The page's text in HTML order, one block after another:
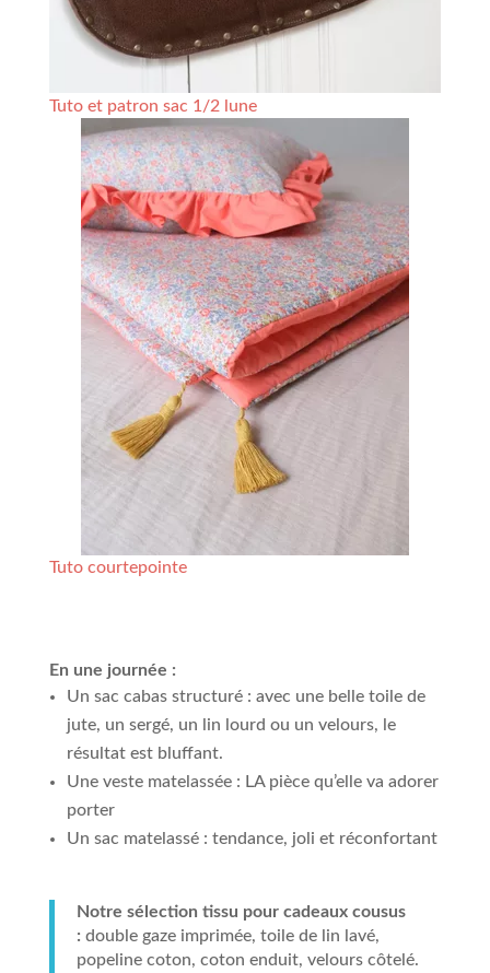
Tuto et patron sac 1/2 lune
Tuto courtepointe
En une journée :
Un sac cabas structuré : avec une belle toile de
jute, un sergé, un lin lourd ou un velours, le
résultat est bluffant.
Une veste matelassée : LA pièce qu’elle va adorer
porter
Un sac matelassé : tendance, joli et réconfortant
Notre sélection tissu pour cadeaux cousus
: double gaze imprimée, toile de lin lavé,
popeline coton, coton enduit, velours côtelé.